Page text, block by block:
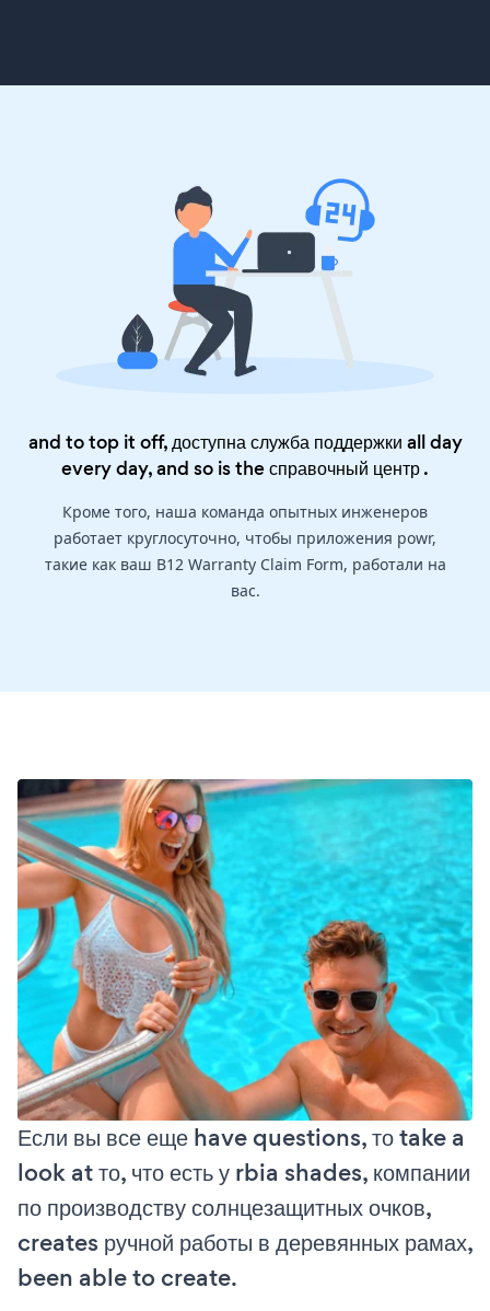
and to top it off, доступна служба поддержки all day
every day, and so is theсправочный центр.
Кроме того, наша команда опытных инженеров
работает круглосуточно, чтобы приложения powr,
такие как ваш B12 Warranty Claim Form, работали на
вас.
Если вы все еще have questions, то take a
look at то, что есть у rbia shades, компании
по производству солнцезащитных очков,
creates ручной работы в деревянных рамах,
been able to create.